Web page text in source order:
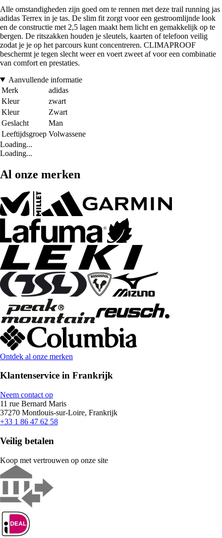
Alle omstandigheden zijn goed om te rennen met deze trail running jas
adidas Terrex in je tas. De slim fit zorgt voor een gestroomlijnde look
en de constructie met 2,5 lagen maakt hem licht en gemakkelijk op te
bergen. De ritszakken houden je sleutels, kaarten of telefoon veilig
zodat je je op het parcours kunt concentreren. CLIMAPROOF
beschermt je tegen slecht weer en voert zweet af voor een combinatie
van comfort en prestaties.
Aanvullende informatie
Merk
adidas
Kleur
zwart
Kleur
Zwart
Geslacht
Man
Leeftijdsgroep Volwassene
Loading...
Loading...
Al onze merken
Ontdek al onze merken
Klantenservice in Frankrijk
Neem contact op
11 rue Bernard Maris
37270 Montlouis-sur-Loire, Frankrijk
+33 1 86 47 62 58
Veilig betalen
Koop met vertrouwen op onze site